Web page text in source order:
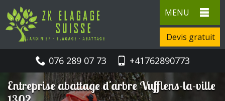
MENU
Devis gratuit
076 289 07 73 +41762890773
Entreprise abattage d'arbre Vufflens-la-ville